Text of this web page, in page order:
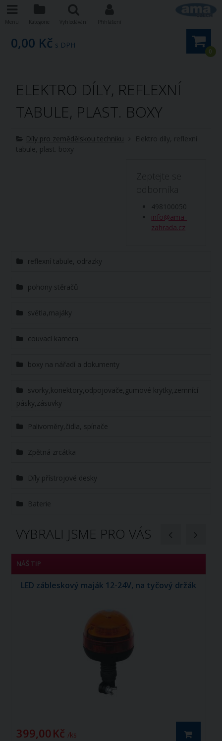
0
0,00 Kč s DPH
ELEKTRO DÍLY, REFLEXNÍ
TABULE, PLAST. BOXY
Díly pro zemědělskou techniku
Elektro díly, reflexní
tabule, plast. boxy
Zeptejte se
odborníka
498100050
info@ama-
zahrada.cz
reflexní tabule, odrazky
pohony stěračů
světla,majáky
couvací kamera
boxy na nářadí a dokumenty
svorky,konektory,odpojovače,gumové krytky,zemnící
pásky,zásuvky
Palivoměry,čidla, spínače
Zpětná zrcátka
Díly přístrojové desky
Baterie
VYBRALI JSME PRO VÁS
NÁŠ TIP
LED zábleskový maják 12-24V, na tyčový držák
399,00 Kč / ks
Menu Kategorie Vyhledávání Přihlášení